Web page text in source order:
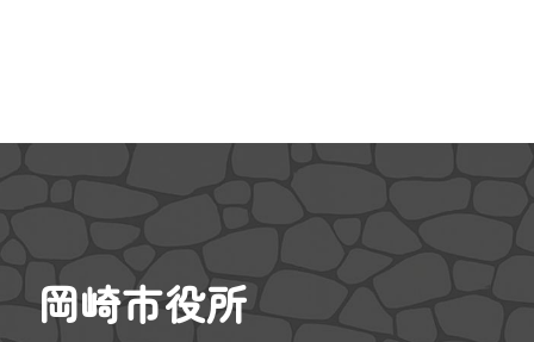
岡崎市役所